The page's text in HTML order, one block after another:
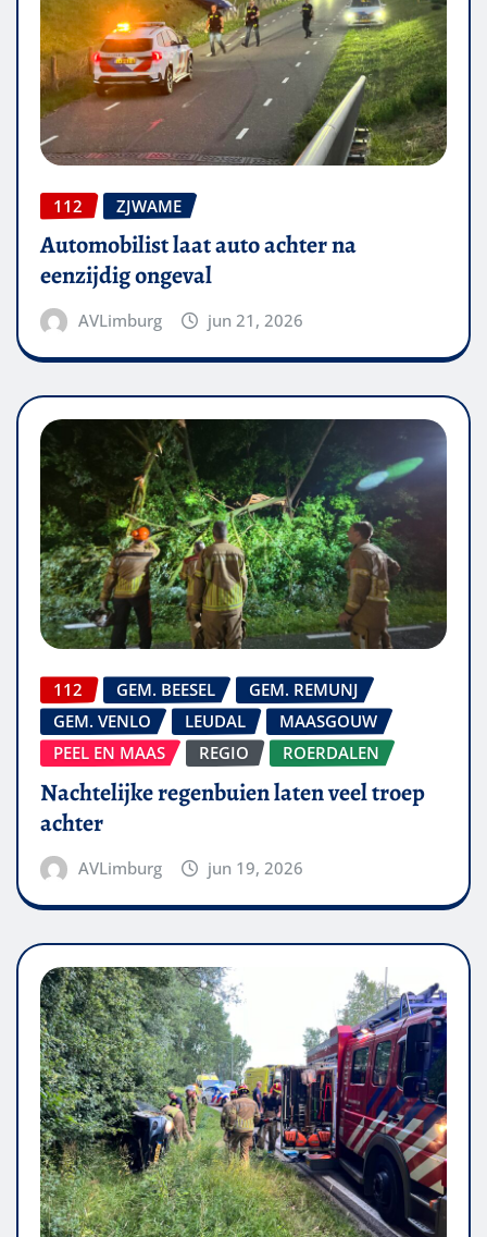
112 ZJWAME
Automobilist laat auto achter na
eenzijdig ongeval
AVLimburg jun 21, 2026
112 GEM. BEESEL
GEM. REMUNJ
GEM. VENLO
LEUDAL
MAASGOUW
PEEL EN MAAS
REGIO ROERDALEN
Nachtelijke regenbuien laten veel troep
achter
AVLimburg jun 19, 2026